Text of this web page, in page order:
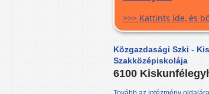
>>> Kattints ide, és
Közgazdasági Szki -
Szakközépiskolája
6100